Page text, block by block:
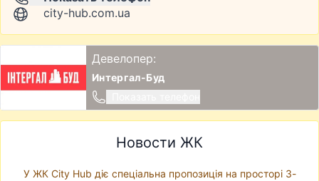
city-hub.com.ua
Девелопер:
Интергал-Буд
Новости ЖК
У ЖК City Hub діє спеціальна пропозиція на просторі 3-